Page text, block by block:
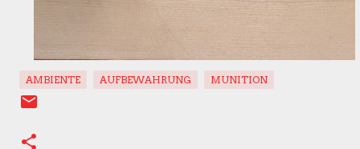
AMBIENTE AUFBEWAHRUNG MUNITION